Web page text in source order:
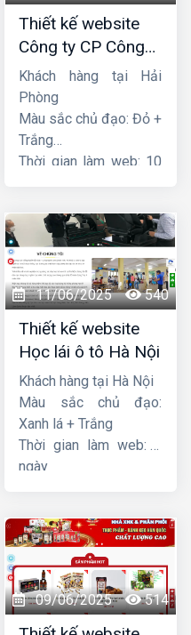
Thiết kế website
Công ty CP Công
nghệ PCCC Bắc Hà
Khách hàng tại Hải
Phòng
Màu sắc chủ đạo: Đỏ +
Trắng
Thời gian làm web: 10
11/06/2025 540
Thiết kế website
Học lái ô tô Hà Nội
Khách hàng tại Hà Nội
Màu sắc chủ đạo:
Xanh lá + Trắng
Thời gian làm web: 7
ngày
09/06/2025 514